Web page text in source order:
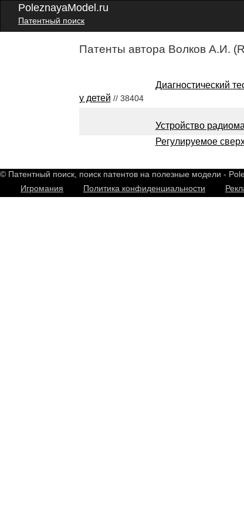
PoleznayaModel.ru
Патентный поиск
Патенты автора Волков А.И.
Диагностический
у детей // 38404
Устройство
Регулируемое
© Патентный поиск, поиск патентов на полезные модели -
Игромания
Политика конфиденциальности